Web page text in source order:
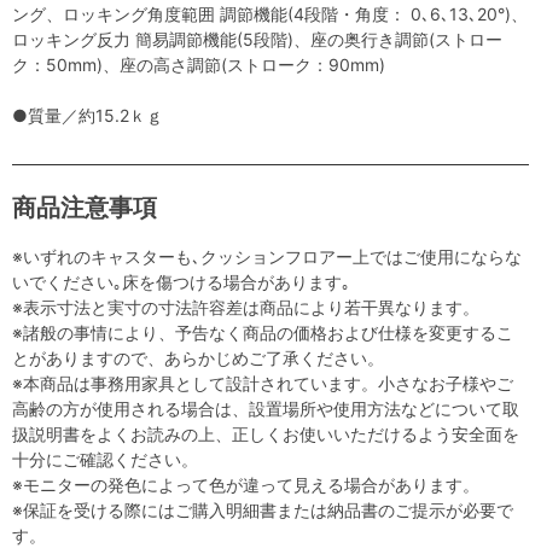
ング、ロッキング角度範囲 調節機能(4段階・角度： 0､6､13､20°)、
ロッキング反力 簡易調節機能(5段階)、座の奥行き調節(ストロー
ク：50mm)、座の高さ調節(ストローク：90mm)
●質量／約15.2ｋｇ
商品注意事項
※いずれのキャスターも､クッションフロアー上ではご使用にならな
いでください｡床を傷つける場合があります｡
※表示寸法と実寸の寸法許容差は商品により若干異なります。
※諸般の事情により、予告なく商品の価格および仕様を変更するこ
とがありますので、あらかじめご了承ください。
※本商品は事務用家具として設計されています。小さなお子様やご
高齢の方が使用される場合は、設置場所や使用方法などについて取
扱説明書をよくお読みの上、正しくお使いいただけるよう安全面を
十分にご確認ください。
※モニターの発色によって色が違って見える場合があります。
※保証を受ける際にはご購入明細書または納品書のご提示が必要で
す。